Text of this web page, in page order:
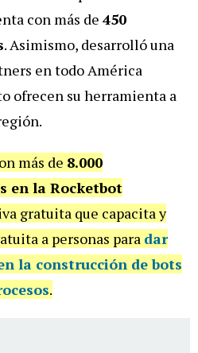
con más de 450
. Asimismo, desarrolló una
en todo América
ofrecen su herramienta a
más de 8.000
en la Rocketbot
gratuita que capacita y
a personas para dar
la construcción de bots
.